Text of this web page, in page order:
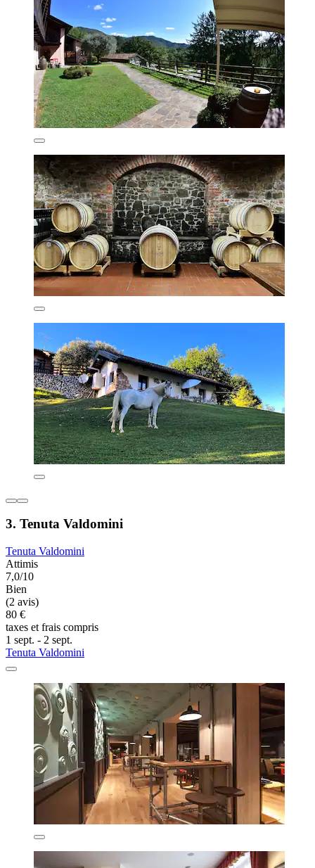
3. Tenuta Valdomini
Tenuta Valdomini
Attimis
7,0/10
Bien
(2 avis)
80 €
taxes et frais compris
1 sept. - 2 sept.
Tenuta Valdomini